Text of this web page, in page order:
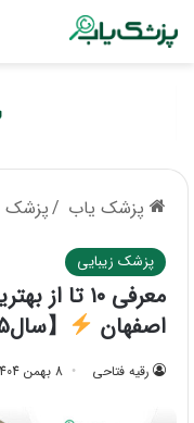
پزشک یاب /پزشک
پزشک زیبایی
معرفی ۱۰
اصفهان
【سال1405】
رقیه فتاحی 8 بهمن 1404